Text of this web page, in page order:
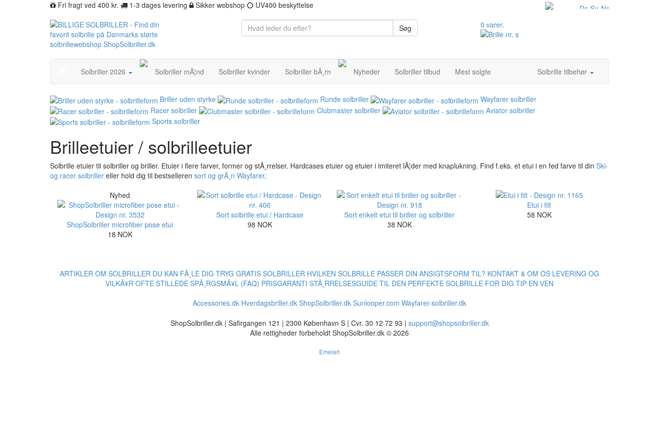
Fri fragt ved 400 kr. 1-3 dages levering Sikker webshop UV400 beskyttelse
Søg 0 varer.
Solbriller 2026 Solbriller mÃ¦nd Solbriller kvinder Solbriller bÃ¸rn Nyheder Solbriller tilbud Mest solgte Solbrille tilbehør
Briller uden styrke Runde solbriller
Wayfarer solbriller
Racer solbriller
Clubmaster solbriller
Aviator solbriller
Sports solbriller
Brilleetuier / solbrilleetuier
Solbrille etuier til solbriller og briller. Etuier i flere farver, former og stÃ¸rrelser. Hardcases etuier og etuier i imiteret lÃ¦der med knaplukning. Find f.eks. et etui i en fed farve til din Ski-
og racer solbriller eller hold dig til bestselleren sort og grÃ¸n Wayfarer.
Nyhed
ShopSolbriller microfiber pose etui
18 NOK
Sort solbrille etui / Hardcase
98 NOK
Sort enkelt etui til briller og solbriller
38 NOK
Etui i filt
58 NOK
ARTIKLER OM SOLBRILLER DU KAN FÃ¸LE DIG TRYG GRATIS SOLBRILLER HVILKEN SOLBRILLE PASSER DIN ANSIGTSFORM TIL? KONTAKT & OM OS LEVERING OG
VILKÃ¥R OFTE STILLEDE SPÃ¸RGSMÃ¥L (FAQ) PRISGARANTI STÃ¸RRELSESGUIDE TIL DEN PERFEKTE SOLBRILLE FOR DIG TIP EN VEN
Accessories.dk Hverdagsbriller.dk ShopSolbriller.dk Sunlooper.com Wayfarer-solbriller.dk
ShopSolbriller.dk | Safirgangen 121 | 2300 København S | Cvr. 30 12 72 93 | support@shopsolbriller.dk
Alle rettigheder forbeholdt ShopSolbriller.dk © 2026
Emelari